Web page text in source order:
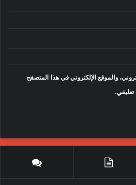
والموقع الإلكتروني في هذا المتصفح
تعليقي.